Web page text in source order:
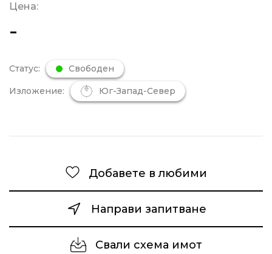
Цена:
-
Статус: Свободен
Изложение: Юг-Запад-Север
Добавете в любими
Направи запитване
Свали схема имот